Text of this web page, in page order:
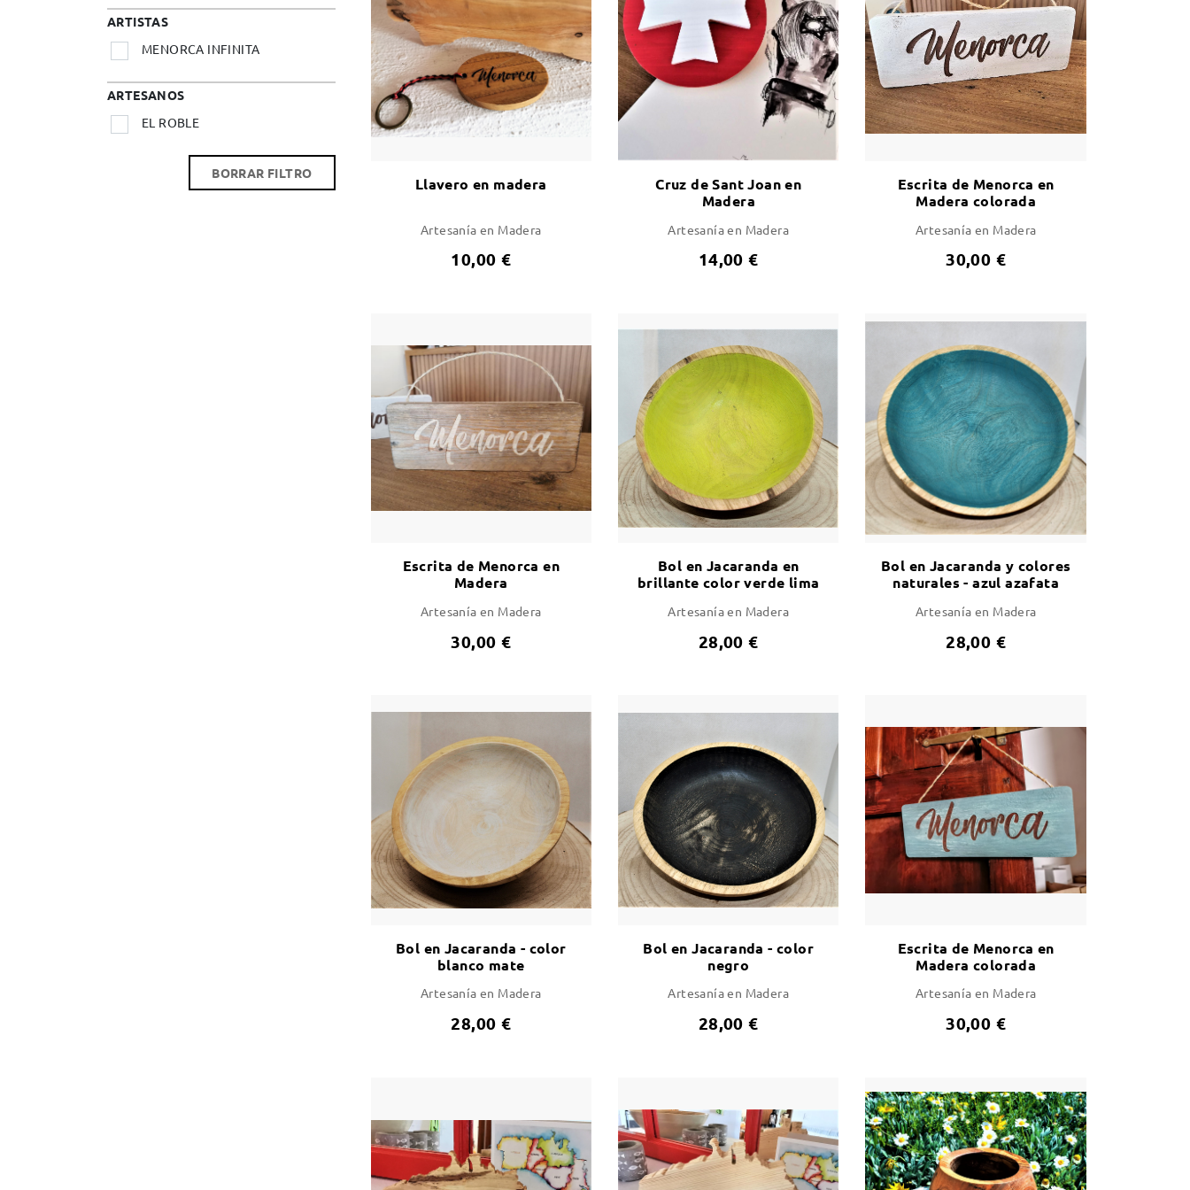
ARTISTAS
MENORCA INFINITA
ARTESANOS
EL ROBLE
BORRAR FILTRO
Llavero en madera
Artesanía en Madera
10,00 €
Cruz de Sant Joan en
Madera
Artesanía en Madera
14,00 €
Escrita de Menorca en
Madera colorada
Artesanía en Madera
30,00 €
Escrita de Menorca en
Madera
Artesanía en Madera
30,00 €
Bol en Jacaranda en
brillante color verde lima
Artesanía en Madera
28,00 €
Bol en Jacaranda y colores
naturales - azul azafata
Artesanía en Madera
28,00 €
Bol en Jacaranda - color
blanco mate
Artesanía en Madera
28,00 €
Bol en Jacaranda - color
negro
Artesanía en Madera
28,00 €
Escrita de Menorca en
Madera colorada
Artesanía en Madera
30,00 €